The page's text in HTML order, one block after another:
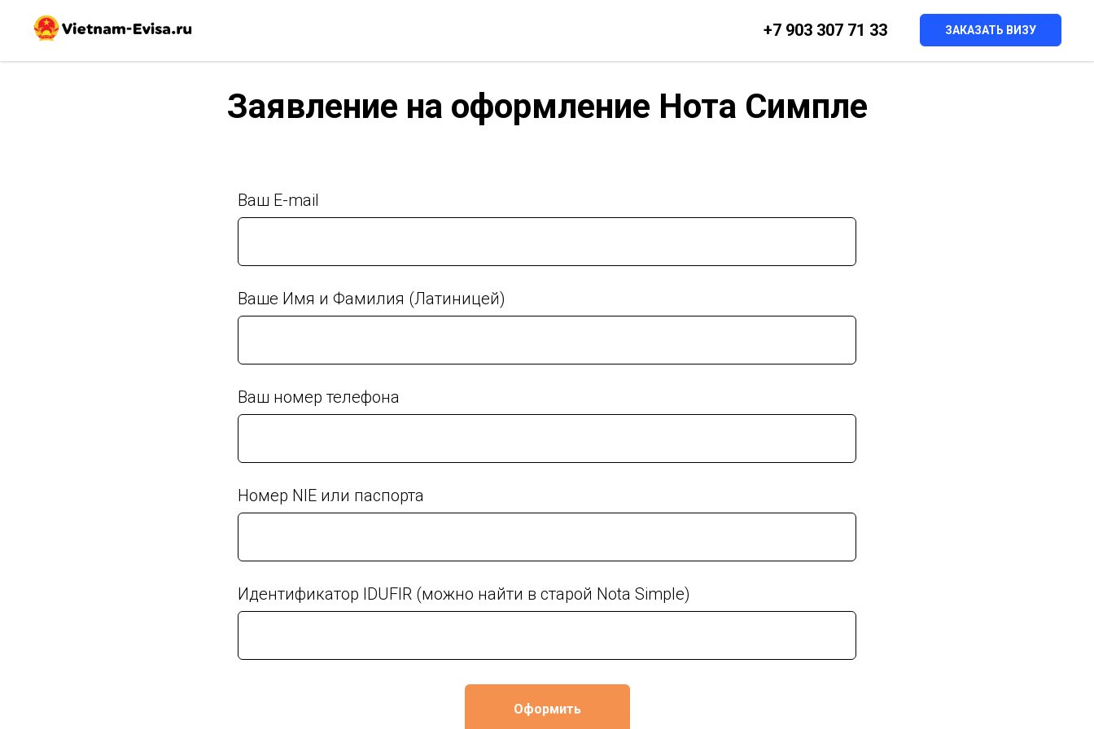
+7 903 307 71 33 ЗАКАЗАТЬ ВИЗУ
Заявление на оформление Нота Симпле
Ваш E-mail
Ваше Имя и Фамилия (Латиницей)
Ваш номер телефона
Номер NIE или паспорта
Идентификатор IDUFIR (можно найти в старой Nota Simple)
Оформить